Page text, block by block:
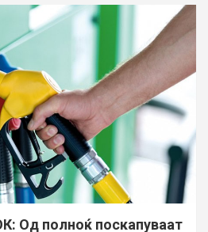
Од полноќ поскапуваат